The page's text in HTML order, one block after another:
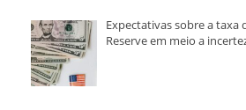
Expectativas sobre a taxa
Reserve em meio a